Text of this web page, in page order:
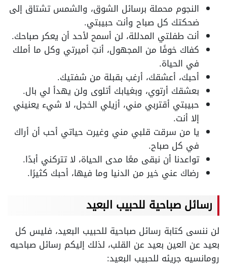
النجوم محملة برسائل الشوق، والشمس تشتاق إلى
ضحكتك كل صباح وأنت حبيبتي.
أنت طفلتي المدللة، لن أسمح لأحد أن يعكر صباحك.
كفاك خوفًا من المجهول، أنتِ أميرتي وكل ما أملك
في الحياة.
أحبك، أعشقك، أرغب بقبلة من شفتيك.
بعشقك أرتوي، وبغيابك أتلوى ولن يهدأ لي بال.
حبيبتي أقتربي مني، أزيلي الخجل، لا شيء يعنيني
إلا أنت.
يا من سرقت قلبي مني وغيرت حياتي أحب أن أراك
في كل صباح.
تواعدنا أن نبقى معًا مدى الحياة، لا تتركني أبدًا.
رضاك عني خير من الدنيا وما فيها، أحبك كثيرًا.
رسائل صباحية للحبيب البعيد
لن ننسى كتابة رسائل صباحية للحبيب البعيد، فليس كل
بعيد عن العين بعيد عن القلب، لذلك إليكم رسائل صباحيه
رومانسيه جريئه للحبيب البعيد: